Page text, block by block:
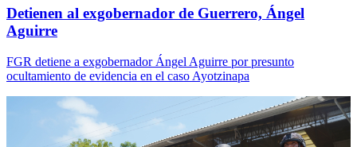
Detienen al exgobernador de Guerrero, Ángel
Aguirre
FGR detiene a exgobernador Ángel Aguirre por presunto
ocultamiento de evidencia en el caso Ayotzinapa